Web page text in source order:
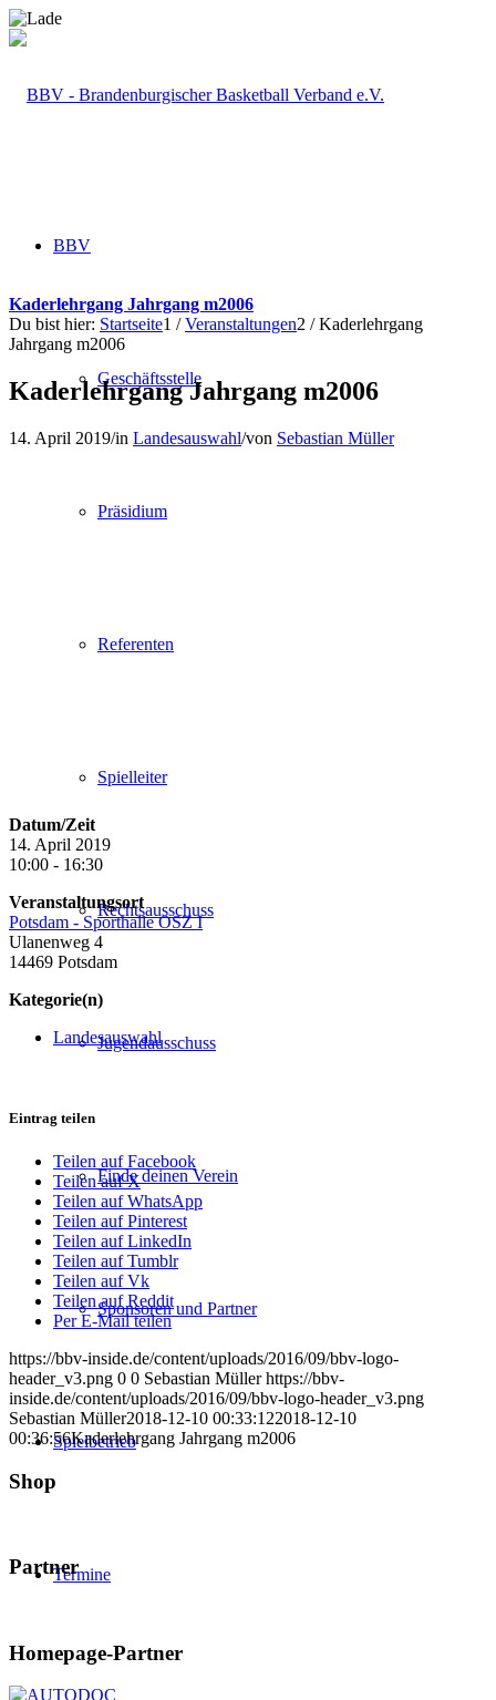
BBV
Geschäftsstelle
Präsidium
Referenten
Spielleiter
Rechtsausschuss
Jugendausschuss
Finde deinen Verein
Sponsoren und Partner
Spielbetrieb
Termine
Kaderlehrgang Jahrgang m2006
Du bist hier: Startseite1 / Veranstaltungen2 / Kaderlehrgang
Jahrgang m2006
Kaderlehrgang Jahrgang m2006
14. April 2019/in Landesauswahl/von Sebastian Müller
Datum/Zeit
14. April 2019
10:00 - 16:30
Veranstaltungsort
Potsdam - Sporthalle OSZ I
Ulanenweg 4
14469 Potsdam
Kategorie(n)
Landesauswahl
Eintrag teilen
Teilen auf Facebook
Teilen auf X
Teilen auf WhatsApp
Teilen auf Pinterest
Teilen auf LinkedIn
Teilen auf Tumblr
Teilen auf Vk
Teilen auf Reddit
Per E-Mail teilen
https://bbv-inside.de/content/uploads/2016/09/bbv-logo-
header_v3.png 0 0 Sebastian Müller https://bbv-
inside.de/content/uploads/2016/09/bbv-logo-header_v3.png
Sebastian Müller2018-12-10 00:33:122018-12-10
00:36:56Kaderlehrgang Jahrgang m2006
Shop
Partner
Homepage-Partner